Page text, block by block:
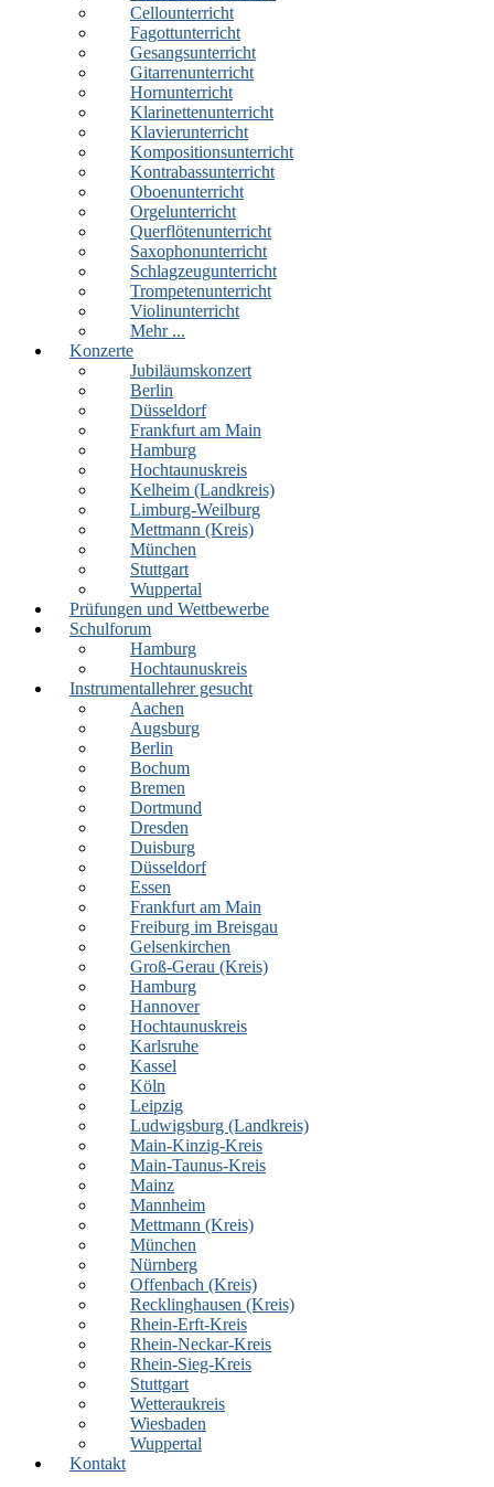
Cellounterricht
Fagottunterricht
Gesangsunterricht
Gitarrenunterricht
Hornunterricht
Klarinettenunterricht
Klavierunterricht
Kompositionsunterricht
Kontrabassunterricht
Oboenunterricht
Orgelunterricht
Querflötenunterricht
Saxophonunterricht
Schlagzeugunterricht
Trompetenunterricht
Violinunterricht
Mehr ...
Konzerte
Jubiläumskonzert
Berlin
Düsseldorf
Frankfurt am Main
Hamburg
Hochtaunuskreis
Kelheim (Landkreis)
Limburg-Weilburg
Mettmann (Kreis)
München
Stuttgart
Wuppertal
Prüfungen und Wettbewerbe
Schulforum
Hamburg
Hochtaunuskreis
Instrumentallehrer gesucht
Aachen
Augsburg
Berlin
Bochum
Bremen
Dortmund
Dresden
Duisburg
Düsseldorf
Essen
Frankfurt am Main
Freiburg im Breisgau
Gelsenkirchen
Groß-Gerau (Kreis)
Hamburg
Hannover
Hochtaunuskreis
Karlsruhe
Kassel
Köln
Leipzig
Ludwigsburg (Landkreis)
Main-Kinzig-Kreis
Main-Taunus-Kreis
Mainz
Mannheim
Mettmann (Kreis)
München
Nürnberg
Offenbach (Kreis)
Recklinghausen (Kreis)
Rhein-Erft-Kreis
Rhein-Neckar-Kreis
Rhein-Sieg-Kreis
Stuttgart
Wetteraukreis
Wiesbaden
Wuppertal
Kontakt